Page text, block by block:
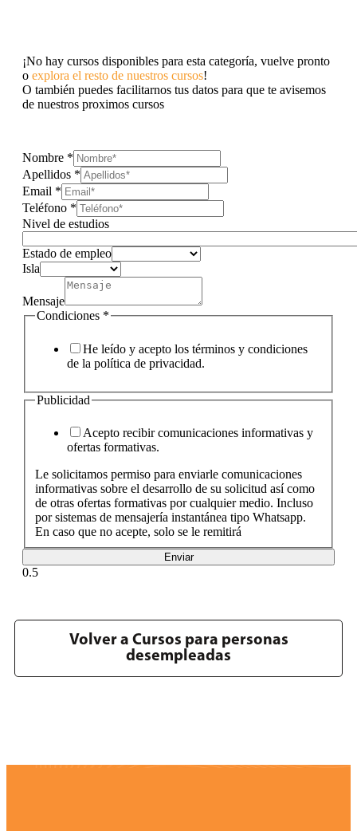
¡No hay cursos disponibles para esta categoría, vuelve pronto
o explora el resto de nuestros cursos!
O también puedes facilitarnos tus datos para que te avisemos
de nuestros proximos cursos
Nombre *
Apellidos *
Email *
Teléfono *
Nivel de estudios
Estado de empleo
Isla
Mensaje
Condiciones *
He leído y acepto los términos y condiciones
de la política de privacidad.
Publicidad
Acepto recibir comunicaciones informativas y
ofertas formativas.
Le solicitamos permiso para enviarle comunicaciones
informativas sobre el desarrollo de su solicitud así como
de otras ofertas formativas por cualquier medio. Incluso
por sistemas de mensajería instantánea tipo Whatsapp.
En caso que no acepte, solo se le remitirá
Enviar
Volver a Cursos para personas
desempleadas